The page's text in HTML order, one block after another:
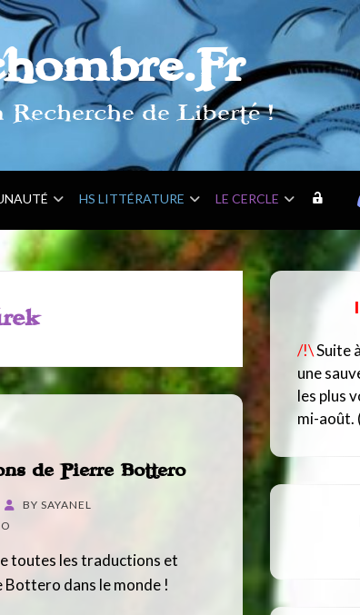
Recherche de Liberté !
HS LITTÉRATURE LE CERCLE
C
O
E
de Pierre Bottero
BY SAYANEL
toutes les traductions et
dans le monde !
/!\Suite
une
les plus
mi-août.